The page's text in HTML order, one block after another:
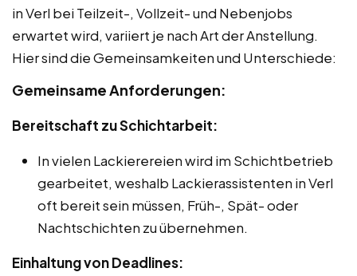
in Verl bei Teilzeit-, Vollzeit- und Nebenjobs
erwartet wird, variiert je nach Art der Anstellung.
Hier sind die Gemeinsamkeiten und Unterschiede:
Gemeinsame Anforderungen:
Bereitschaft zu Schichtarbeit:
In vielen Lackierereien wird im Schichtbetrieb
gearbeitet, weshalb Lackierassistenten in Verl
oft bereit sein müssen, Früh-, Spät- oder
Nachtschichten zu übernehmen.
Einhaltung von Deadlines: